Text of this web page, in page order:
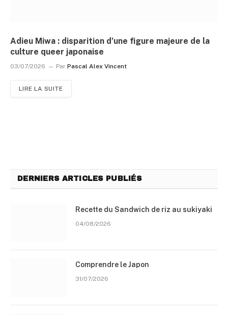
Adieu Miwa : disparition d’une figure majeure de la
culture queer japonaise
03/07/2026 Par Pascal Alex Vincent
LIRE LA SUITE
DERNIERS ARTICLES PUBLIÉS
Recette du Sandwich de riz au sukiyaki
04/08/2026
Comprendre le Japon
31/07/2026